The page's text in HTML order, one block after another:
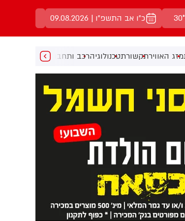
כ"ו אב התשפ"ו | 09.08.2026
מזג האווירתקשורתטכנולוגיהרכב ותחבורהמעניין